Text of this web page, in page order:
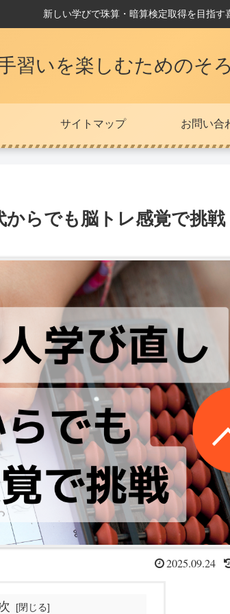
新しい学びで珠算・暗算検定取得を目指す
習いを楽しむためのそ
サイトマップ お問い合
らでも脳トレ感覚で挑戦
2025.09.24